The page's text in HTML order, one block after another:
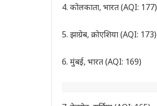
4. कोलकाता, भारत (AQI: 177)
5. झाग्रेब, क्रोएशिया (AQI: 173)
6. मुंबई, भारत (AQI: 169)